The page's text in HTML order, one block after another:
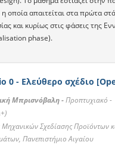
οποία απαιτείται στα πρώτα
και κυρίως στις φάσεις της
phase).
0 - Ελεύθερο σχέδιο
Μπρισνόβαλη -Προπτυχιακό -
Σχεδίασης Προϊόντων
Πανεπιστήμιο Αιγαίου